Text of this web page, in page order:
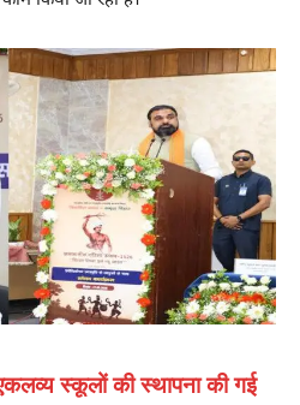
एकलव्य स्कूलों की स्थापना की गई